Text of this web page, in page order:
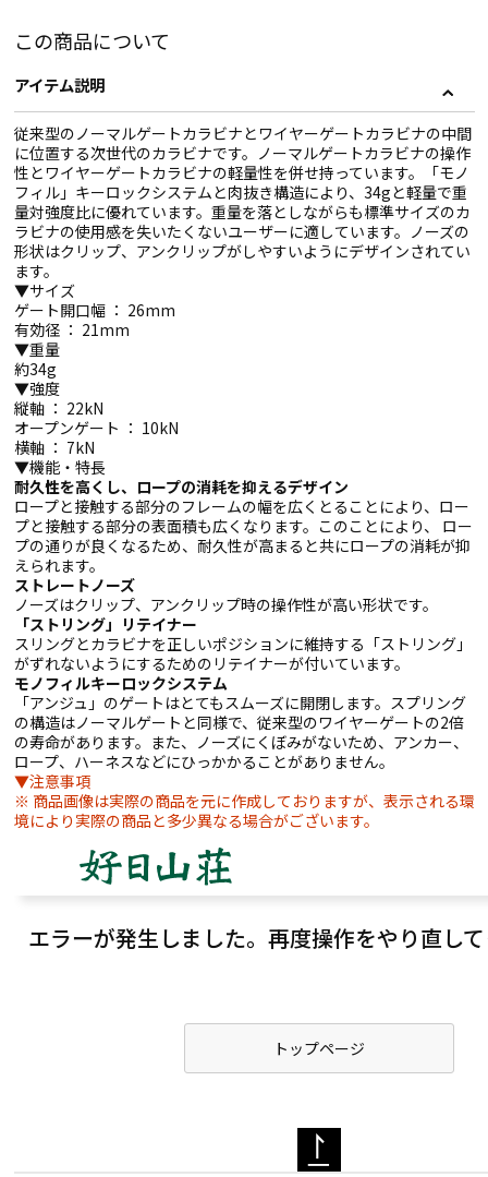
この商品について
アイテム説明
従来型のノーマルゲートカラビナとワイヤーゲートカラビナの中間
に位置する次世代のカラビナです。ノーマルゲートカラビナの操作
性とワイヤーゲートカラビナの軽量性を併せ持っています。「モノ
フィル」キーロックシステムと肉抜き構造により、34gと軽量で重
量対強度比に優れています。重量を落としながらも標準サイズのカ
ラビナの使用感を失いたくないユーザーに適しています。ノーズの
形状はクリップ、アンクリップがしやすいようにデザインされてい
ます。
▼サイズ
ゲート開口幅 ： 26mm
有効径 ： 21mm
▼重量
約34g
▼強度
縦軸 ： 22kN
オープンゲート ： 10kN
横軸 ： 7kN
▼機能・特長
耐久性を高くし、ロープの消耗を抑えるデザイン
ロープと接触する部分のフレームの幅を広くとることにより、ロー
プと接触する部分の表面積も広くなります。このことにより、 ロー
プの通りが良くなるため、耐久性が高まると共にロープの消耗が抑
えられます。
ストレートノーズ
ノーズはクリップ、アンクリップ時の操作性が高い形状です。
「ストリング」リテイナー
スリングとカラビナを正しいポジションに維持する「ストリング」
がずれないようにするためのリテイナーが付いています。
モノフィルキーロックシステム
「アンジュ」のゲートはとてもスムーズに開閉します。スプリング
の構造はノーマルゲートと同様で、従来型のワイヤーゲートの2倍
の寿命があります。また、ノーズにくぼみがないため、アンカー、
ロープ、ハーネスなどにひっかかることがありません。
▼注意事項
※ 商品画像は実際の商品を元に作成しておりますが、表示される環
境により実際の商品と多少異なる場合がございます。